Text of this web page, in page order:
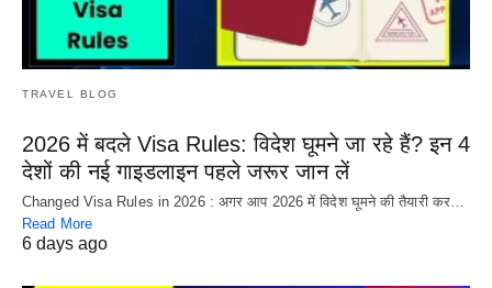
TRAVEL BLOG
2026 में बदले Visa Rules: विदेश घूमने जा रहे हैं? इन 4
देशों की नई गाइडलाइन पहले जरूर जान लें
Changed Visa Rules in 2026 : अगर आप 2026 में विदेश घूमने की तैयारी कर…
Read More
6 days ago